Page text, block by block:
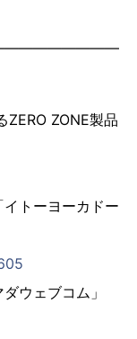
ZONE製品
トーヨーカドー
ウェブコム」